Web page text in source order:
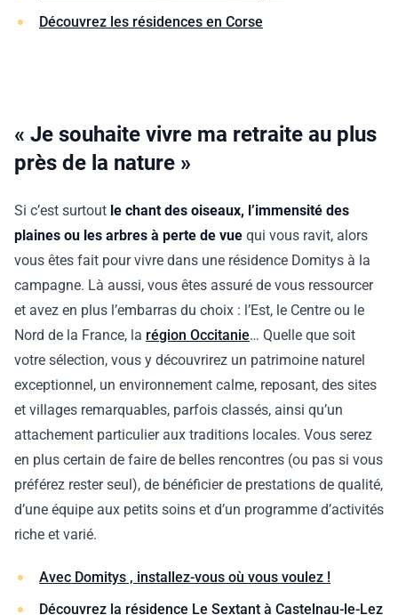
Découvrez les résidences en Corse
« Je souhaite vivre ma retraite au plus
près de la nature »
Si c’est surtout le chant des oiseaux, l’immensité des
plaines ou les arbres à perte de vue qui vous ravit, alors
vous êtes fait pour vivre dans une résidence Domitys à la
campagne. Là aussi, vous êtes assuré de vous ressourcer
et avez en plus l’embarras du choix : l’Est, le Centre ou le
Nord de la France, la région Occitanie… Quelle que soit
votre sélection, vous y découvrirez un patrimoine naturel
exceptionnel, un environnement calme, reposant, des sites
et villages remarquables, parfois classés, ainsi qu’un
attachement particulier aux traditions locales. Vous serez
en plus certain de faire de belles rencontres (ou pas si vous
préférez rester seul), de bénéficier de prestations de qualité,
d’une équipe aux petits soins et d’un programme d’activités
riche et varié.
Avec Domitys , installez-vous où vous voulez !
Découvrez la résidence Le Sextant à Castelnau-le-Lez